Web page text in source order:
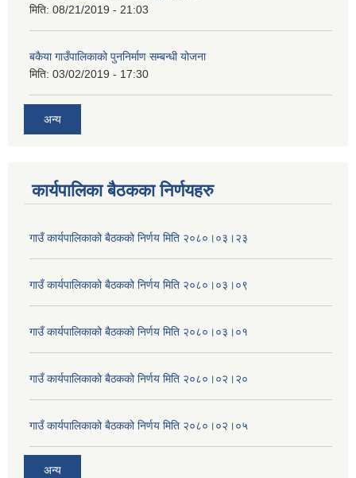
मिति: 08/21/2019 - 21:03
बकैया गाउँपालिकाको पुननिर्माण सम्बन्धी योजना
मिति: 03/02/2019 - 17:30
अन्य
कार्यपालिका बैठकका निर्णयहरु
गाउँ कार्यपालिकाको बैठकको निर्णय मिति २०८०।०३।२३
गाउँ कार्यपालिकाको बैठकको निर्णय मिति २०८०।०३।०९
गाउँ कार्यपालिकाको बैठकको निर्णय मिति २०८०।०३।०१
गाउँ कार्यपालिकाको बैठकको निर्णय मिति २०८०।०२।२०
गाउँ कार्यपालिकाको बैठकको निर्णय मिति २०८०।०२।०५
अन्य